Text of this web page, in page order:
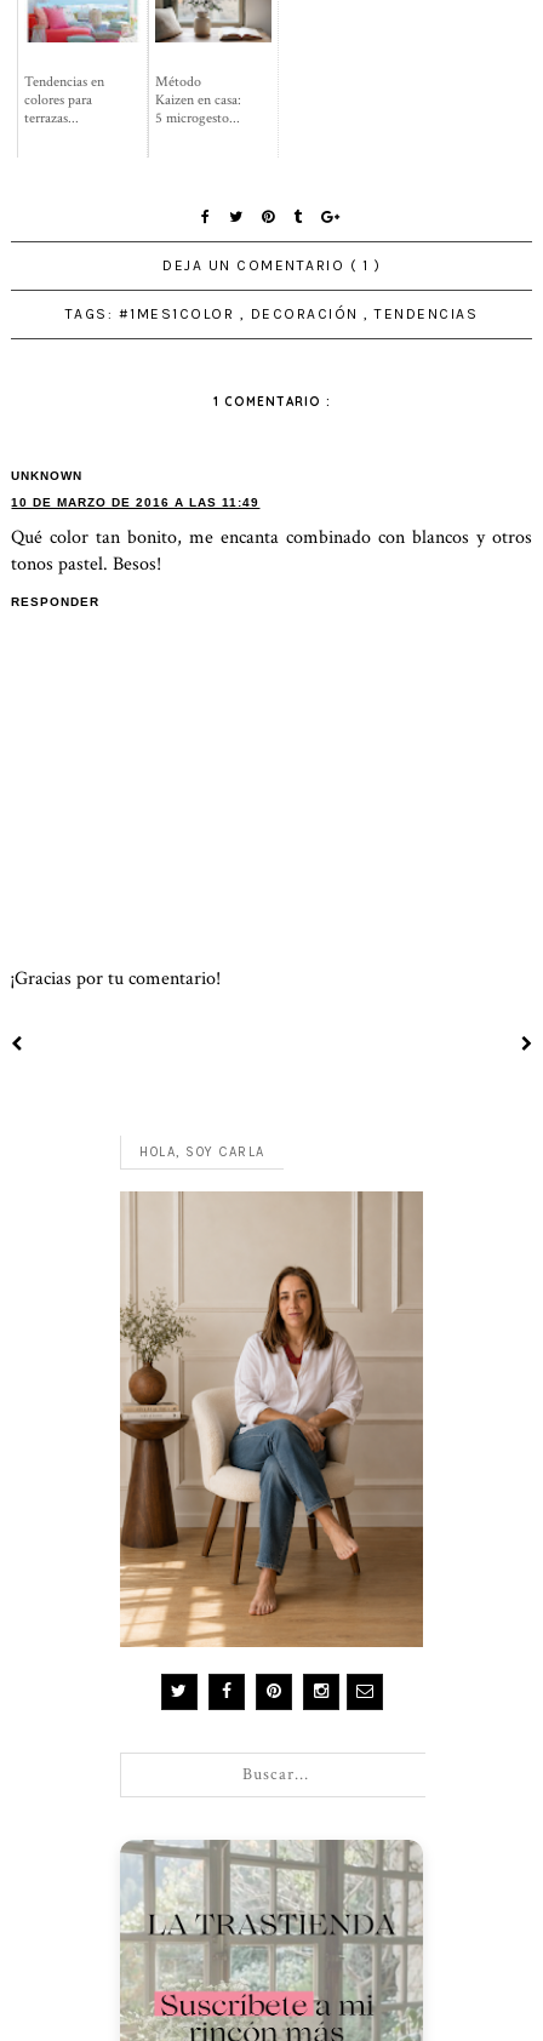
Tendencias en
colores para
terrazas...
Método
Kaizen en casa:
5 microgesto...
DEJA UN COMENTARIO ( 1 )
TAGS: #1MES1COLOR DECORACIÓN ,TENDENCIAS
1 COMENTARIO :
UNKNOWN
10 DE MARZO DE 2016 A LAS 11:49
Qué color tan bonito, me encanta combinado con blancos y otros
tonos pastel. Besos!
RESPONDER
¡Gracias por tu comentario!
HOLA, SOY CARLA